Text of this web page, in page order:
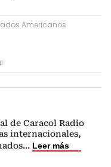
Americanos
de Caracol Radio
internacionales,
... Leer más